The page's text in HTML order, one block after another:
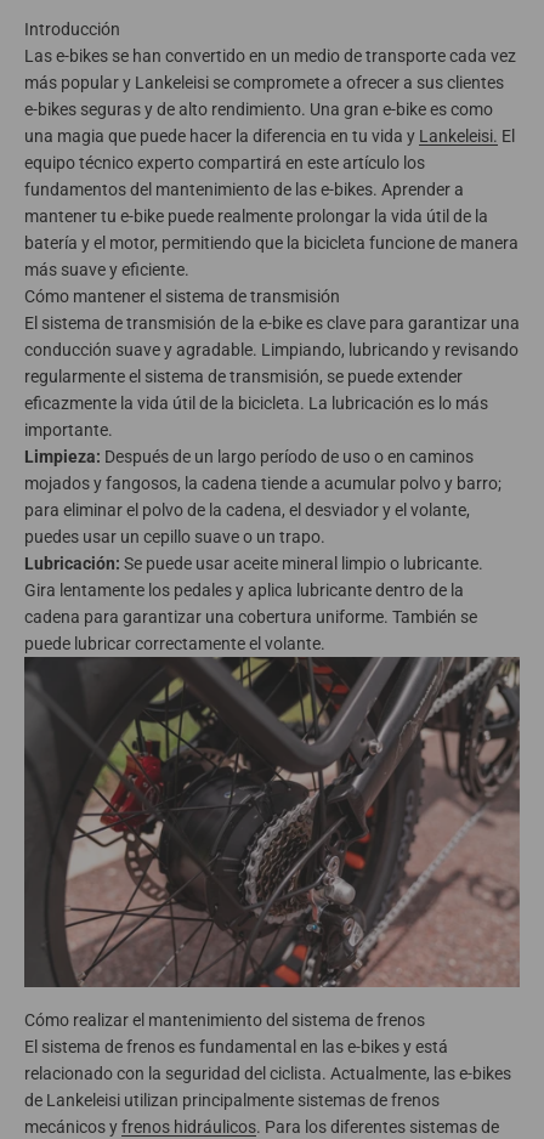
Introducción
Las e-bikes se han convertido en un medio de transporte cada vez
más popular y Lankeleisi se compromete a ofrecer a sus clientes
e-bikes seguras y de alto rendimiento. Una gran e-bike es como
una magia que puede hacer la diferencia en tu vida y Lankeleisi. El
equipo técnico experto compartirá en este artículo los
fundamentos del mantenimiento de las e-bikes. Aprender a
mantener tu e-bike puede realmente prolongar la vida útil de la
batería y el motor, permitiendo que la bicicleta funcione de manera
más suave y eficiente.
Cómo mantener el sistema de transmisión
El sistema de transmisión de la e-bike es clave para garantizar una
conducción suave y agradable. Limpiando, lubricando y revisando
regularmente el sistema de transmisión, se puede extender
eficazmente la vida útil de la bicicleta. La lubricación es lo más
importante.
Limpieza: Después de un largo período de uso o en caminos
mojados y fangosos, la cadena tiende a acumular polvo y barro;
para eliminar el polvo de la cadena, el desviador y el volante,
puedes usar un cepillo suave o un trapo.
Lubricación: Se puede usar aceite mineral limpio o lubricante.
Gira lentamente los pedales y aplica lubricante dentro de la
cadena para garantizar una cobertura uniforme. También se
puede lubricar correctamente el volante.
Cómo realizar el mantenimiento del sistema de frenos
El sistema de frenos es fundamental en las e-bikes y está
relacionado con la seguridad del ciclista. Actualmente, las e-bikes
de Lankeleisi utilizan principalmente sistemas de frenos
mecánicos yfrenos hidráulicos. Para los diferentes sistemas de